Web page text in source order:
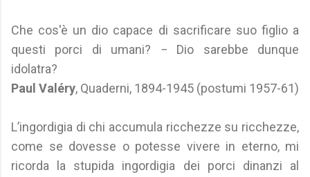
Che cos'è un dio capace di sacrificare suo figlio a
questi porci di umani? − Dio sarebbe dunque
idolatra?
Paul Valéry, Quaderni, 1894-1945 (postumi 1957-61)
L’ingordigia di chi accumula ricchezze su ricchezze,
come se dovesse o potesse vivere in eterno, mi
ricorda la stupida ingordigia dei porci dinanzi al